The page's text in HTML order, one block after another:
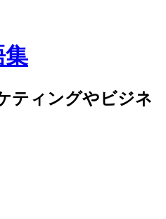
ティングやビジネ